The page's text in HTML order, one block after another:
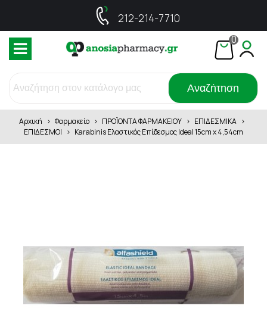
212-214-7710
0
Αναζήτηση
Αρχική > Φαρμακείο > ΠΡΟΪΟΝΤΑ ΦΑΡΜΑΚΕΙΟΥ > ΕΠΙΔΕΣΜΙΚΑ >
ΕΠΙΔΕΣΜΟΙ > Karabinis Ελαστικός Επίδεσμος Ideal 15cm x 4,54cm